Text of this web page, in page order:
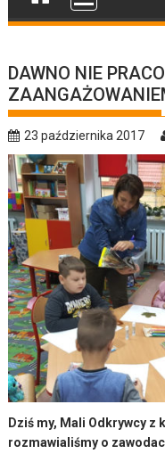
DAWNO NIE
23 października 2017
Dziś my, Mali Odkrywcy z
rozmawialiśmy o